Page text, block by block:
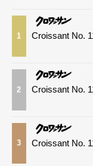
1 Croissant No.
2 Croissant No.
3 Croissant No.